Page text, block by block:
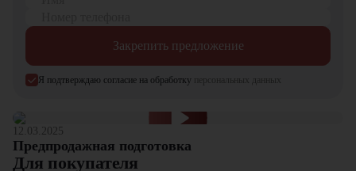
Закрепить предложение
Я подтверждаю согласие на обработку персональных данных
12.03.2025
Предпродажная подготовка
Для покупателя